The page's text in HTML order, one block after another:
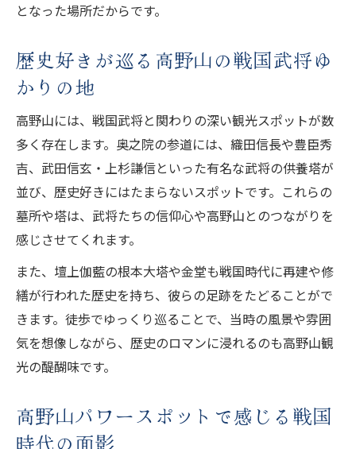
となった場所だからです。
歴史好きが巡る高野山の戦国武将ゆ
かりの地
高野山には、戦国武将と関わりの深い観光スポットが数
多く存在します。奥之院の参道には、織田信長や豊臣秀
吉、武田信玄・上杉謙信といった有名な武将の供養塔が
並び、歴史好きにはたまらないスポットです。これらの
墓所や塔は、武将たちの信仰心や高野山とのつながりを
感じさせてくれます。
また、壇上伽藍の根本大塔や金堂も戦国時代に再建や修
繕が行われた歴史を持ち、彼らの足跡をたどることがで
きます。徒歩でゆっくり巡ることで、当時の風景や雰囲
気を想像しながら、歴史のロマンに浸れるのも高野山観
光の醍醐味です。
高野山パワースポットで感じる戦国
時代の面影